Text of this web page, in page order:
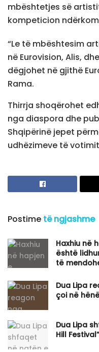
mbështetjes së
kompeticion
“Le të mbështesim
në Eurovision, Alis,
dëgjohet në gjithë
Rama.
Thirrja shoqërohet
nga diaspora dhe
Shqipërinë jepet
udhëzimeve të
Postime të ngjashme
Haxhiu në
është
të
Dua Lipa
çoi në
Dua Lipa
Hill Festival”